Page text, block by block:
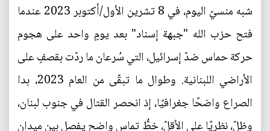
شبه منسيّ اليوم، في 8 تشرين الأول/أكتوبر 2023 عندما
فتح حزب الله "جبهة إسناد" بعد يومٍ واحد على هجوم
حركة حماس ضدّ إسرائيل، التي سُرعان ما ردّت بقصفٍ على
الأراضي اللبنانية. وطوال ما تبقّى من العام 2023، بدا
الصراع واضحًا جغرافيًا، إذ انحصر القتال في جنوب لبنان،
وظلّ، نظريًا على الأقلّ، خطُّ تماس واضح يفصل بين ميدان